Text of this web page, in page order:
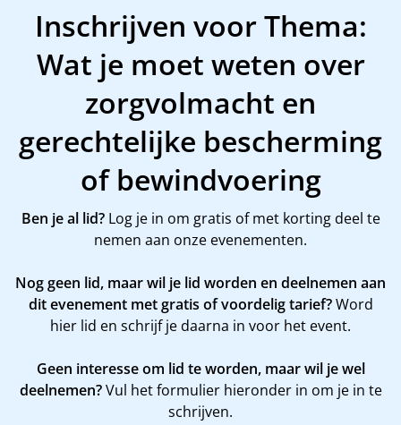
Inschrijven voor Thema:
Wat je moet weten over
zorgvolmacht en
gerechtelijke bescherming
of bewindvoering
Ben je al lid?Log je in om gratis of met korting deel te
nemen aan onze evenementen.
Nog geen lid, maar wil je lid worden en deelnemen aan
dit evenement met gratis of voordelig tarief?Word
hier lid en schrijf je daarna in voor het event.
Geen interesse om lid te worden, maar wil je wel
deelnemen?Vul het formulier hieronder in om je in te
schrijven.